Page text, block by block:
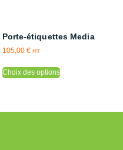
Porte-étiquettes Media
105,00 € HT
Choix des options
la
page
du
produit